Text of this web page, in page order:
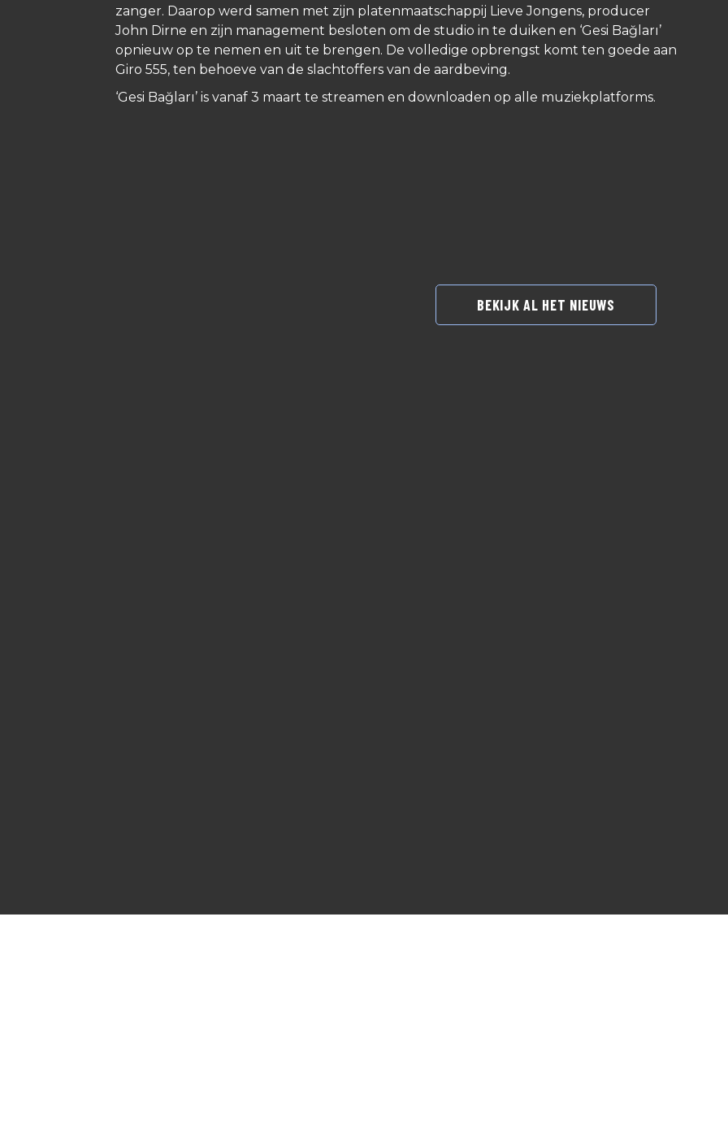
zanger. Daarop werd samen met zijn platenmaatschappij Lieve Jongens, producer
John Dirne en zijn management besloten om de studio in te duiken en ‘Gesi Bağları’
opnieuw op te nemen en uit te brengen. De volledige opbrengst komt ten goede aan
Giro 555, ten behoeve van de slachtoffers van de aardbeving.
‘Gesi Bağları’ is vanaf 3 maart te streamen en downloaden op alle muziekplatforms.
BEKIJK AL HET NIEUWS